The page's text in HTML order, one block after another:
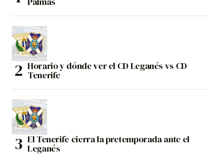
Horario y dónde ver el CD Leganés vs CD
Tenerife
El Tenerife cierra la pretemporada ante el
Leganés